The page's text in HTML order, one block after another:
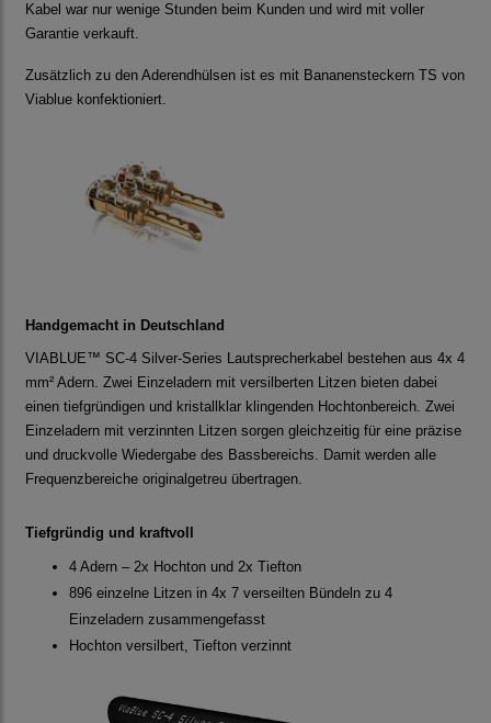
Kabel war nur wenige Stunden beim Kunden und wird mit voller
Garantie verkauft.
Zusätzlich zu den Aderendhülsen ist es mit Bananensteckern TS von
Viablue konfektioniert.
Handgemacht in Deutschland
VIABLUE™ SC-4 Silver-Series Lautsprecherkabel bestehen aus 4x 4
mm² Adern. Zwei Einzeladern mit versilberten Litzen bieten dabei
einen tiefgründigen und kristallklar klingenden Hochtonbereich. Zwei
Einzeladern mit verzinnten Litzen sorgen gleichzeitig für eine präzise
und druckvolle Wiedergabe des Bassbereichs. Damit werden alle
Frequenzbereiche originalgetreu übertragen.
Tiefgründig und kraftvoll
4 Adern – 2x Hochton und 2x Tiefton
896 einzelne Litzen in 4x 7 verseilten Bündeln zu 4
Einzeladern zusammengefasst
Hochton versilbert, Tiefton verzinnt